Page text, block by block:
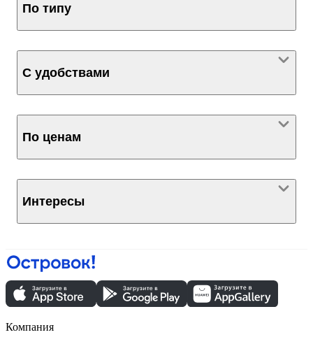
По типу
С удобствами
По ценам
Интересы
Компания